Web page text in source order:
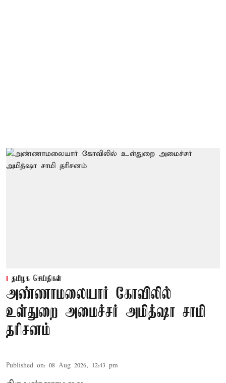
தமிழக செய்திகள்
அண்ணாமலையார் கோவிலில்
உள்துறை அமைச்சர் அமித்ஷா சாமி
தரிசனம்
Published on: 08 Aug 2026, 12:43 pm